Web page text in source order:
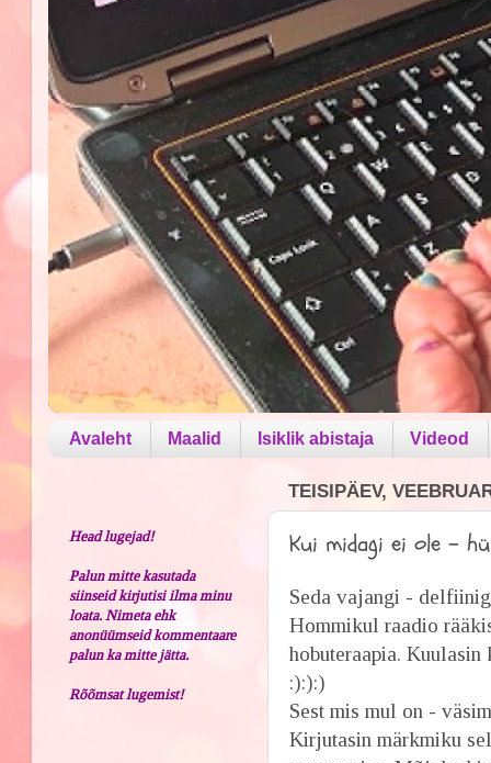
Avaleht Maalid Isiklik abistaja Videod
TEISIPÄEV,
Kui midagi ei ole -
Seda vajangi -
Hommikul raadio
hobuteraapia.
:):):)
Sest mis mul on -
Kirjutasin märkmiku
Head lugejad!
Palun mitte kasutada
siinseid kirjutisi ilma minu
loata. Nimeta ehk
anonüümseid kommentaare
palun ka mitte jätta.
Rõõmsat lugemist!